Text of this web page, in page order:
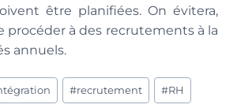
être planifiées. On évitera,
procéder à des recrutements à la
annuels.
#recrutement #RH